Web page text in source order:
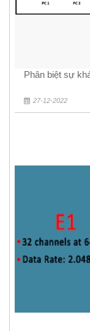
Phân biệt sự
27-12-2022